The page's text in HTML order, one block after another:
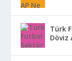
Türk
Döviz